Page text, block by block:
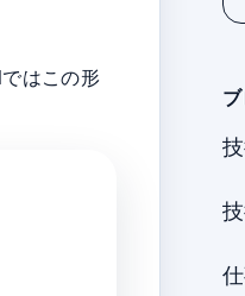
ー
を
選
択
はこの形